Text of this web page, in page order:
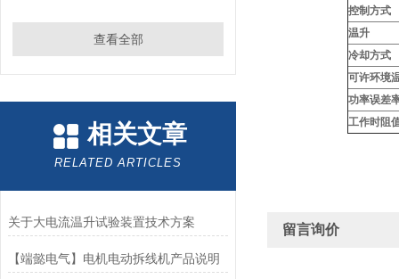
查看全部
相关文章
RELATED ARTICLES
关于大电流温升试验装置技术方案
【端懿电气】电机电动拆线机产品说明
控制方式
温升
冷却方式
可许环境
功率误差
工作时阻
留言询价